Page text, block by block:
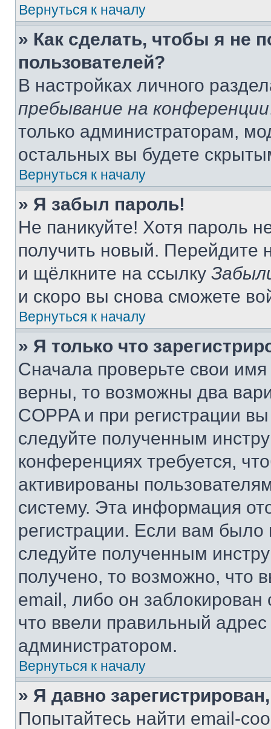
Вернуться к началу
» Как сделать, чтобы я не
пользователей?
В настройках личного
пребывание на конференции
только администраторам,
остальных вы будете
Вернуться к началу
» Я забыл пароль!
Не паникуйте! Хотя пароль
получить новый. Перейдите
и щёлкните на ссылку
и скоро вы снова сможете
Вернуться к началу
» Я только что
Сначала проверьте свои
верны, то возможны два
COPPA и при регистрации
следуйте полученным
конференциях требуется,
активированы
систему. Эта информация
регистрации. Если вам
следуйте полученным
получено, то возможно, что
email, либо он
что ввели правильный адрес
администратором.
Вернуться к началу
» Я давно
Попытайтесь найти email-